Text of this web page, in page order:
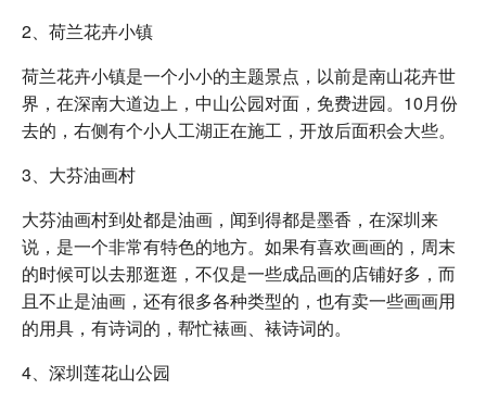
2、荷兰花卉小镇
荷兰花卉小镇是一个小小的主题景点，以前是南山花卉世
界，在深南大道边上，中山公园对面，免费进园。10月份
去的，右侧有个小人工湖正在施工，开放后面积会大些。
3、大芬油画村
大芬油画村到处都是油画，闻到得都是墨香，在深圳来
说，是一个非常有特色的地方。如果有喜欢画画的，周末
的时候可以去那逛逛，不仅是一些成品画的店铺好多，而
且不止是油画，还有很多各种类型的，也有卖一些画画用
的用具，有诗词的，帮忙裱画、裱诗词的。
4、深圳莲花山公园